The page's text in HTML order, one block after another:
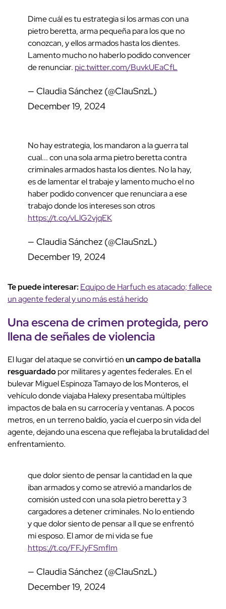
Dime cuál es tu estrategia si los armas con una
pietro beretta, arma pequeña para los que no
conozcan, y ellos armados hasta los dientes.
Lamento mucho no haberlo podido convencer
de renunciar. pic.twitter.com/BuvkUEaCfL
— Claudia Sánchez (@ClauSnzL)
December 19, 2024
No hay estrategia, los mandaron a la guerra tal
cual... con una sola arma pietro beretta contra
criminales armados hasta los dientes. No la hay,
es de lamentar el trabaje y lamento mucho el no
haber podido convencer que renunciara a ese
trabajo donde los intereses son otros
https://t.co/vLlG2vjqEK
— Claudia Sánchez (@ClauSnzL)
December 19, 2024
Te puede interesar: Equipo de Harfuch es atacado; fallece
un agente federal y uno más está herido
Una escena de crimen protegida, pero
llena de señales de violencia
El lugar del ataque se convirtió enun campo de batalla
resguardadopor militares y agentes federales. En el
bulevar Miguel Espinoza Tamayo de los Monteros, el
vehículo donde viajaba Halexy presentaba múltiples
impactos de bala en su carrocería y ventanas. A pocos
metros, en un terreno baldío, yacía el cuerpo sin vida del
agente, dejando una escena que reflejaba la brutalidad del
enfrentamiento.
que dolor siento de pensar la cantidad en la que
iban armados y como se atrevió a mandarlos de
comisión usted con una sola pietro beretta y 3
cargadores a detener criminales. No lo entiendo
y que dolor siento de pensar a ll que se enfrentó
mi esposo. El amor de mi vida se fue
https://t.co/FFJyFSmfIm
— Claudia Sánchez (@ClauSnzL)
December 19, 2024